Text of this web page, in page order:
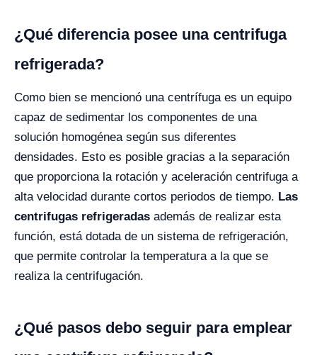
¿Qué diferencia posee una centrifuga
refrigerada?
Como bien se mencionó una centrífuga es un equipo
capaz de sedimentar los componentes de una
solución homogénea según sus diferentes
densidades. Esto es posible gracias a la separación
que proporciona la rotación y aceleración centrifuga a
alta velocidad durante cortos periodos de tiempo. Las
centrifugas refrigeradas además de realizar esta
función, está dotada de un sistema de refrigeración,
que permite controlar la temperatura a la que se
realiza la centrifugación.
¿Qué pasos debo seguir para emplear